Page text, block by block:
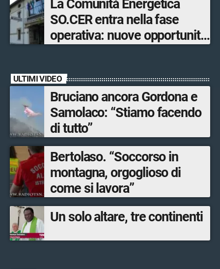
La Comunità Energetica
SO.CER entra nella fase
operativa: nuove opportunità
ULTIMI VIDEO
Bruciano ancora Gordona e
Samolaco: “Stiamo facendo
di tutto”
Bertolaso. “Soccorso in
montagna, orgoglioso di
come si lavora”
Un solo altare, tre continenti